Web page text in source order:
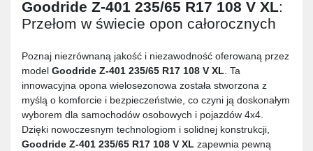
Goodride Z-401 235/65 R17 108 V XL:
Przełom w świecie opon całorocznych
Poznaj niezrównaną jakość i niezawodność oferowaną przez
model Goodride Z-401 235/65 R17 108 V XL. Ta
innowacyjna opona wielosezonowa została stworzona z
myślą o komforcie i bezpieczeństwie, co czyni ją doskonałym
wyborem dla samochodów osobowych i pojazdów 4x4.
Dzięki nowoczesnym technologiom i solidnej konstrukcji,
Goodride Z-401 235/65 R17 108 V XL zapewnia pewną